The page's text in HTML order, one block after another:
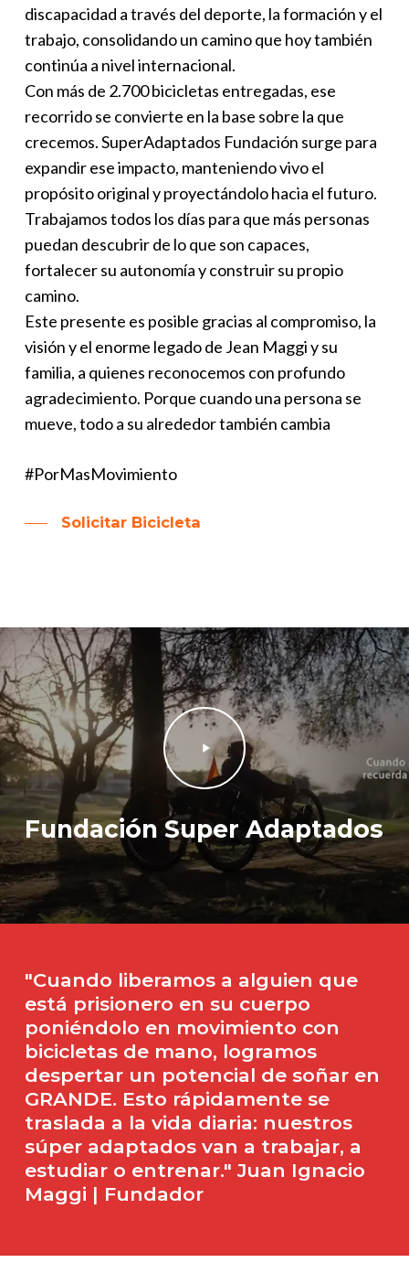
discapacidad a través del deporte, la formación y el
trabajo, consolidando un camino que hoy también
continúa a nivel internacional.
Con más de 2.700 bicicletas entregadas, ese
recorrido se convierte en la base sobre la que
crecemos. SuperAdaptados Fundación surge para
expandir ese impacto, manteniendo vivo el
propósito original y proyectándolo hacia el futuro.
Trabajamos todos los días para que más personas
puedan descubrir de lo que son capaces,
fortalecer su autonomía y construir su propio
camino.
Este presente es posible gracias al compromiso, la
visión y el enorme legado de Jean Maggi y su
familia, a quienes reconocemos con profundo
agradecimiento. Porque cuando una persona se
mueve, todo a su alrededor también cambia
#PorMasMovimiento
Solicitar Bicicleta
Play
Video
Fundación Super Adaptados
"Cuando liberamos a alguien que
está prisionero en su cuerpo
poniéndolo en movimiento con
bicicletas de mano, logramos
despertar un potencial de soñar en
GRANDE. Esto rápidamente se
traslada a la vida diaria: nuestros
súper adaptados van a trabajar, a
estudiar o entrenar." Juan Ignacio
Maggi | Fundador